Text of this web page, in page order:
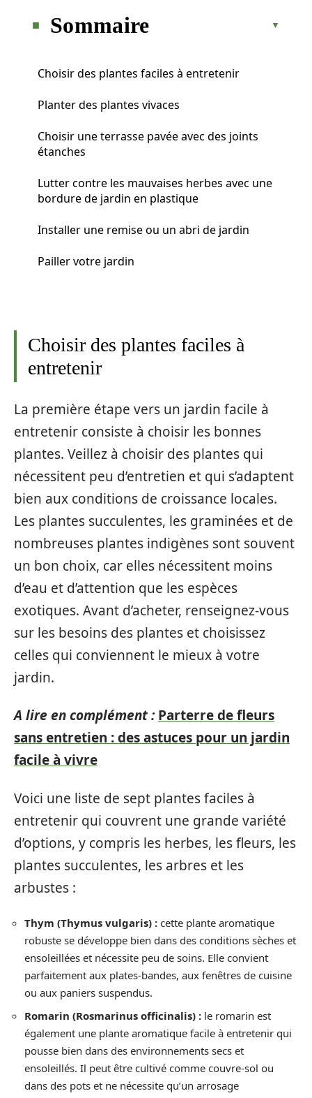
Sommaire
Choisir des plantes faciles à entretenir
Planter des plantes vivaces
Choisir une terrasse pavée avec des joints
étanches
Lutter contre les mauvaises herbes avec une
bordure de jardin en plastique
Installer une remise ou un abri de jardin
Pailler votre jardin
Choisir des plantes faciles à
entretenir
La première étape vers un jardin facile à
entretenir consiste à choisir les bonnes
plantes. Veillez à choisir des plantes qui
nécessitent peu d’entretien et qui s’adaptent
bien aux conditions de croissance locales.
Les plantes succulentes, les graminées et de
nombreuses plantes indigènes sont souvent
un bon choix, car elles nécessitent moins
d’eau et d’attention que les espèces
exotiques. Avant d’acheter, renseignez-vous
sur les besoins des plantes et choisissez
celles qui conviennent le mieux à votre
jardin.
A lire en complément : Parterre de fleurs
sans entretien : des astuces pour un jardin
facile à vivre
Voici une liste de sept plantes faciles à
entretenir qui couvrent une grande variété
d’options, y compris les herbes, les fleurs, les
plantes succulentes, les arbres et les
arbustes :
Thym (Thymus vulgaris) : cette plante aromatique
robuste se développe bien dans des conditions sèches et
ensoleillées et nécessite peu de soins. Elle convient
parfaitement aux plates-bandes, aux fenêtres de cuisine
ou aux paniers suspendus.
Romarin (Rosmarinus officinalis) : le romarin est
également une plante aromatique facile à entretenir qui
pousse bien dans des environnements secs et
ensoleillés. Il peut être cultivé comme couvre-sol ou
dans des pots et ne nécessite qu’un arrosage